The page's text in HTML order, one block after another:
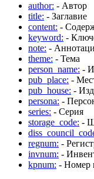
author: - Автор
title: - Заглавие
content: -
keyword: -
note: -
theme: - Тема
person_name: -
pub_place: -
pub_house: -
persona: -
series: - Серия
storage_code: -
regnum: -
invnum: -
kpnum: - Номер